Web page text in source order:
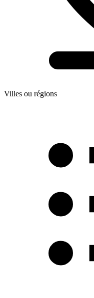
Villes ou régions